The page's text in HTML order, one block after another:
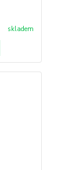
skladem